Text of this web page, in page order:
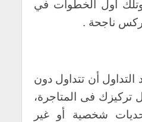
وتلك أول الخطوات في
ناجحة .
التداول أن تتداول دون
فى المتاجرة،
شخصية أو غير